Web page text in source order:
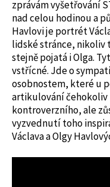
zprávám vyšetřování
nad celou hodinou a
Havlovi je portrét
lidské stránce, nikoliv
stejně pojatá i Olga.
vstřícné. Jde o
osobnostem, které u
artikulování
kontroverzního, ale
vyzvednutí toho
Václava a Olgy